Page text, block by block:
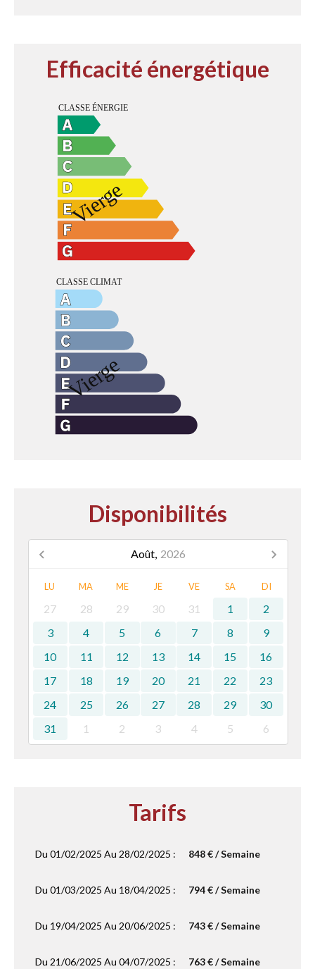
Efficacité énergétique
Disponibilités
Août, 2026
LU MA ME JE VE SA DI
27 28 29 30 31 1
2
3
4 5 6 7 8
9
10
11 12 13 14 15
16
17
18 19 20 21 22
23
24
25 26 27 28 29
30
31
1 2 3 4 5 6
Tarifs
Du 01/02/2025 Au 28/02/2025 : 848 € / Semaine
Du 01/03/2025 Au 18/04/2025 : 794 € / Semaine
Du 19/04/2025 Au 20/06/2025 : 743 € / Semaine
Du 21/06/2025 Au 04/07/2025 : 763 € / Semaine